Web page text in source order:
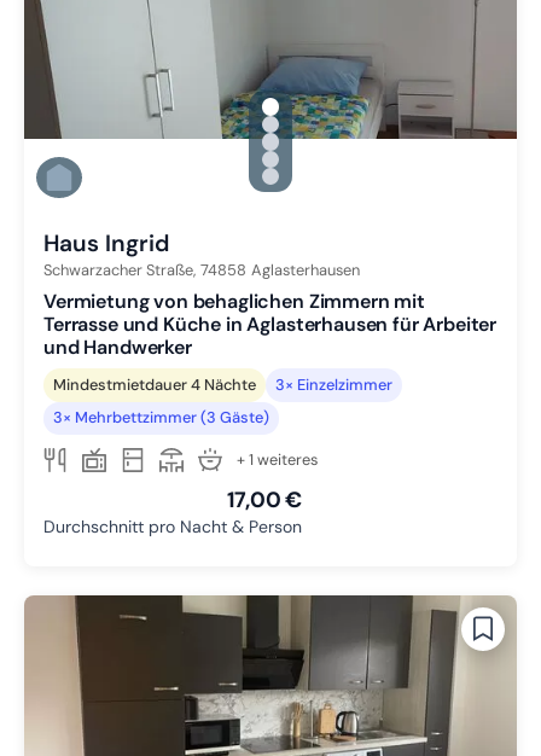
gallery.slide_selector
Zu Slide 1 wechseln
Zu Slide 2 wechseln
Zu Slide 3 wechseln
Zu Slide 4 wechseln
Zu Slide 5 wechseln
Haus Ingrid
Schwarzacher Straße, 74858 Aglasterhausen
Vermietung von behaglichen Zimmern mit
Terrasse und Küche in Aglasterhausen für Arbeiter
und Handwerker
Mindestmietdauer 4 Nächte
3× Einzelzimmer
3× Mehrbettzimmer (3 Gäste)
+ 1 weiteres
17,00 €
Durchschnitt pro Nacht & Person